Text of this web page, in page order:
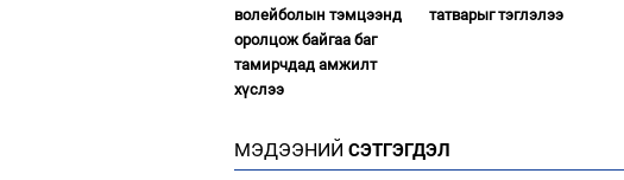
волейболын тэмцээнд
оролцож байгаа баг
тамирчдад амжилт
хүслээ
татварыг тэглэлээ
МЭДЭЭНИЙ СЭТГЭГДЭЛ